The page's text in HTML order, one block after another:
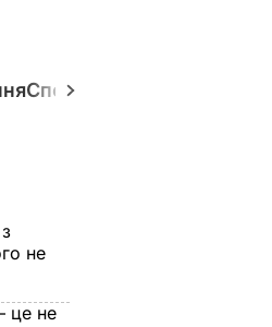
Спецпроєкти
не
це не